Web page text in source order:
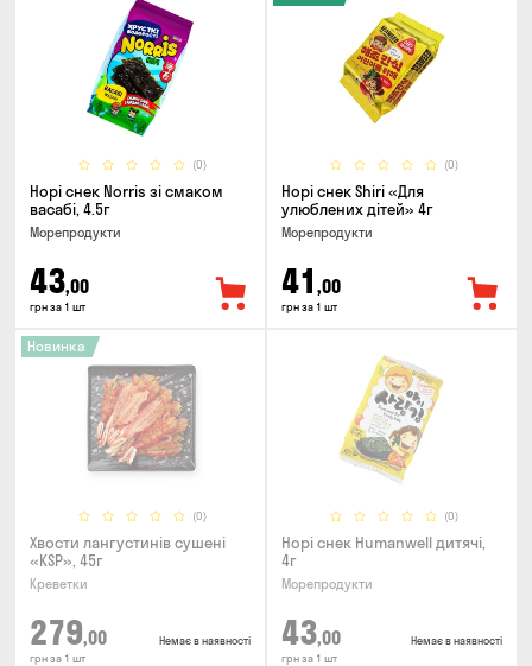
(0)
Норі снек Norris зі смаком
васабі, 4.5г
Морепродукти
43,00
грн за 1 шт
(0)
Норі снек Shiri «Для
улюблених дітей» 4г
Морепродукти
41 ,00
грн за 1 шт
(0)
Новинка
Хвости лангустинів сушені
«KSP», 45г
Креветки
279,00
грн за 1 шт
Немає в наявності
(0)
Норі снек Humanwell дитячі,
4г
Морепродукти
43,00
грн за 1 шт
Немає в наявності